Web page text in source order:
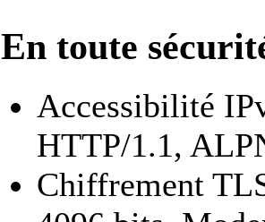
En toute
Accessibilité
HTTP/1.1,
Chiffrement